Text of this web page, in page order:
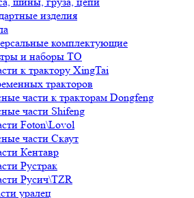
изделия
комплектующие
и наборы ТО
к трактору XingTai
тракторов
части к тракторам Dongfeng
части Shifeng
Foton\Lovol
части Скаут
Кентавр
Рустрак
Русич\TZR
уралец